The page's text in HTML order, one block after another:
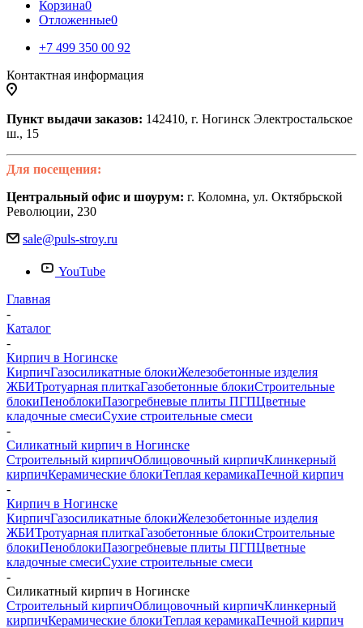
Корзина0
Отложенные0
+7 499 350 00 92
Контактная информация
Пункт выдачи заказов: 142410, г. Ногинск Электростальское
ш., 15
Для посещения:
Центральный офис и шоурум: г. Коломна, ул. Октябрьской
Революции, 230
sale@puls-stroy.ru
YouTube
Главная
-
Каталог
-
Кирпич в Ногинске
КирпичГазосиликатные блокиЖелезобетонные изделия
ЖБИТротуарная плиткаГазобетонные блокиСтроительные
блокиПеноблокиПазогребневые плиты ПГПЦветные
кладочные смесиСухие строительные смеси
-
Силикатный кирпич в Ногинске
Строительный кирпичОблицовочный кирпичКлинкерный
кирпичКерамические блокиТеплая керамикаПечной кирпич
-
Кирпич в Ногинске
КирпичГазосиликатные блокиЖелезобетонные изделия
ЖБИТротуарная плиткаГазобетонные блокиСтроительные
блокиПеноблокиПазогребневые плиты ПГПЦветные
кладочные смесиСухие строительные смеси
-
Силикатный кирпич в Ногинске
Строительный кирпичОблицовочный кирпичКлинкерный
кирпичКерамические блокиТеплая керамикаПечной кирпич